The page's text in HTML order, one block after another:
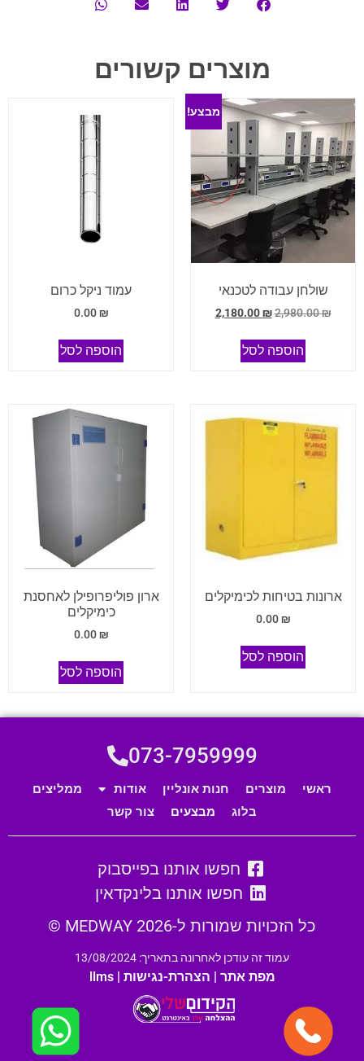
מוצרים קשורים
מבצע!
שולחן עבודה לטכנאי
2,980.00₪
2,180.00₪
הוספה לסל
עמוד ניקל כרום
0.00₪
הוספה לסל
ארונות בטיחות לכימיקלים
0.00₪
הוספה לסל
ארון פוליפרופילן לאחסנת
כימיקלים
0.00₪
הוספה לסל
073-7959999
ראשי מוצרים חנות אונליין אודות
ממליצים
בלוג
מבצעים צור קשר
חפשו אותנו בפייסבוק
חפשו אותנו בלינקדאין
כל הזכויות שמורות ל-MEDWAY 2026 ©
עמוד זה עודכן לאחרונה בתאריך: 13/08/2024
מפת אתר הצהרת-נגישות |
llms